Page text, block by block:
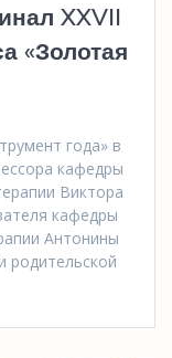
XXVII
«Золотая
года» в
кафедры
Виктора
кафедры
Антонины
родительской